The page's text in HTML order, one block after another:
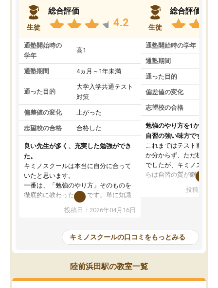
生徒
総合評価
4.2
通塾開始時の
学年
高1
通塾期間 4ヵ月～1年未満
通った目的
大学入学共通テスト
対策
偏差値の変化 上がった
志望校の合格 合格した
良い先生が多く、充実した勉強ができ
た。
キミノスクールは本当に自分に合って
いたと思います。
一番は、「勉強のやり方」そのものを
徹底的に教わったことです。単に知識
を詰め込むのではなく、自学自習の習
慣が身につくよう並走してくれるの
はなくなりました。
講師の方との距離も近く、親身なコー
チングのおかげで、停滞期もモチベー
ションを維持できました。「やらされ
る勉強」から「目標のための勉強」へ
投稿日：2026年04月16日
生徒
総合評価
通塾開始時の学年
通塾期間
通った目的
偏差値の変化
志望校の合格
勉強のやり方を1から教
自習の強い味方です。
これまではテスト前に何
か分からず、ただ机に座
でしたが、キミノスクー
らは自習の質が劇的に変
を明確にしてくれるの
の仕方をコーチングして
ルなので、家での学習習
身につきました。結果と
た英語の偏差値が10以上
していた公立高校に無事
た。自分から学ぶ姿勢を
投稿日：
キミノスクールの口コミをもっとみる
陸前浜田駅の教室一覧